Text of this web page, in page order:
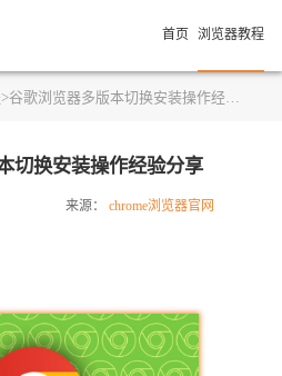
首页 浏览器教程
谷歌浏览器多版本切换安装操作经验分享
切换安装操作经验分享
来源： chrome浏览器官网